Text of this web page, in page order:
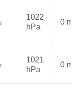
1022
hPa
0
1021
hPa
0